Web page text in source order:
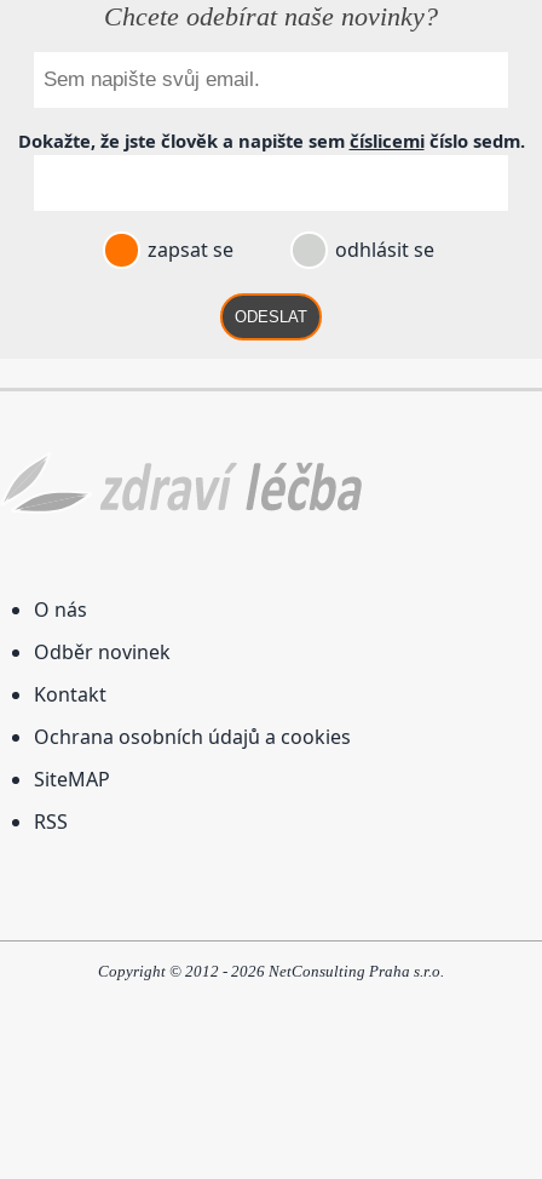
Chcete odebírat naše novinky?
Dokažte, že jste člověk a napište sem číslicemičíslo sedm.
zapsat se odhlásit se
ODESLAT
O nás
Odběr novinek
Kontakt
Ochrana osobních údajů a cookies
SiteMAP
RSS
Copyright © 2012 - 2026 NetConsulting Praha s.r.o.